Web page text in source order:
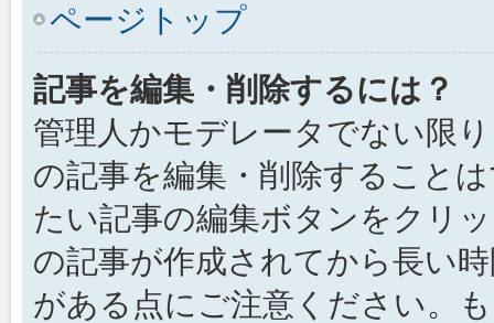
ページトップ
記事を編集・削除するには？
管理人かモデレータでない限
の記事を編集・削除すること
たい記事の編集ボタンをクリ
の記事が作成されてから長い
がある点にご注意ください。